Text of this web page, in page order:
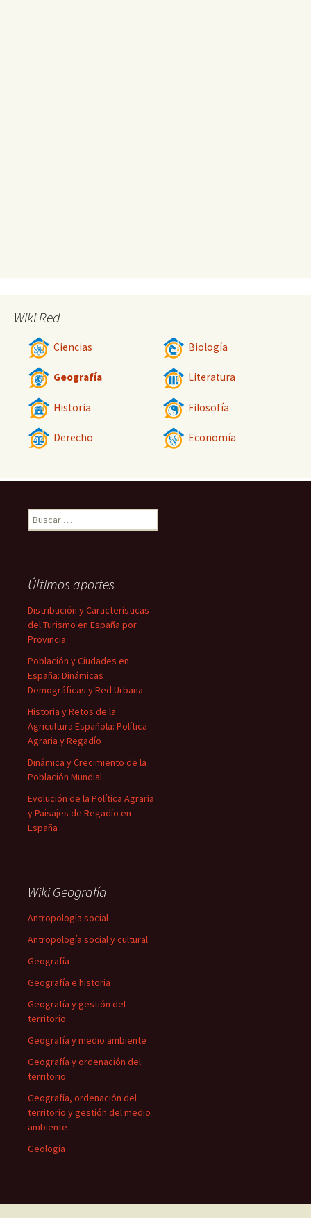
Wiki Red
Ciencias Biología
Geografía Literatura
Historia Filosofía
Derecho Economía
Buscar:
Últimos aportes
Distribución y Características
del Turismo en España por
Provincia
Población y Ciudades en
España: Dinámicas
Demográficas y Red Urbana
Historia y Retos de la
Agricultura Española: Política
Agraria y Regadío
Dinámica y Crecimiento de la
Población Mundial
Evolución de la Política Agraria
y Paisajes de Regadío en
España
Wiki Geografía
Antropología social
Antropología social y cultural
Geografía
Geografía e historia
Geografía y gestión del
territorio
Geografía y medio ambiente
Geografía y ordenación del
territorio
Geografía, ordenación del
territorio y gestión del medio
ambiente
Geología